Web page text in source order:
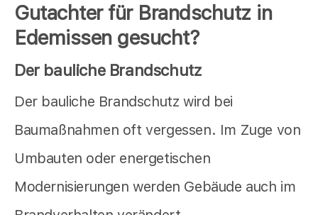
Gutachter für Brandschutz in
Edemissen gesucht?
Der bauliche Brandschutz
Der bauliche Brandschutz wird bei
Baumaßnahmen oft vergessen. Im Zuge von
Umbauten oder energetischen
Modernisierungen werden Gebäude auch im